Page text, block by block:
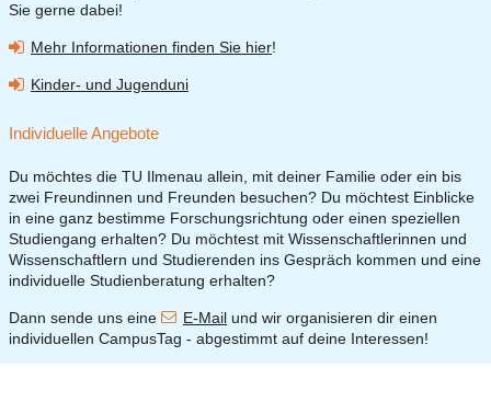
Sie gerne dabei!
Mehr Informationen finden Sie hier!
Kinder- und Jugenduni
Individuelle Angebote
Du möchtes die TU Ilmenau allein, mit deiner Familie oder ein bis
zwei Freundinnen und Freunden besuchen? Du möchtest Einblicke
in eine ganz bestimme Forschungsrichtung oder einen speziellen
Studiengang erhalten? Du möchtest mit Wissenschaftlerinnen und
Wissenschaftlern und Studierenden ins Gespräch kommen und eine
individuelle Studienberatung erhalten?
Dann sende uns eine E-Mail und wir organisieren dir einen
individuellen CampusTag - abgestimmt auf deine Interessen!